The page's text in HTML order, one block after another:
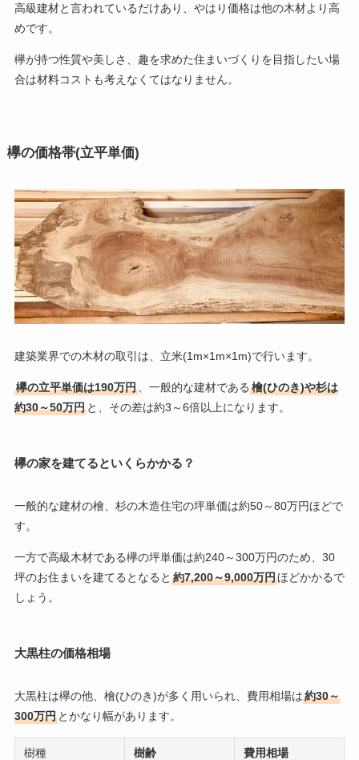
高級建材と言われているだけあり、やはり価格は他の木材より高
めです。
欅が持つ性質や美しさ、趣を求めた住まいづくりを目指したい場
合は材料コストも考えなくてはなりません。
欅の価格帯(立平単価)
建築業界での木材の取引は、立米(1m×1m×1m)で行います。
欅の立平単価は190万円、一般的な建材である 檜(ひのき)や杉は
約30～50万円と、その差は約3～6倍以上になります。
欅の家を建てるといくらかかる？
一般的な建材の檜、杉の木造住宅の坪単価は約50～80万円ほどで
す。
一方で高級木材である欅の坪単価は約240～300万円のため、30
坪のお住まいを建てるとなると 約7,200～9,000万円ほどかかるで
しょう。
大黒柱の価格相場
大黒柱は欅の他、檜(ひのき)が多く用いられ、費用相場は約30～
300万円とかなり幅があります。
樹種 樹齢 費用相場